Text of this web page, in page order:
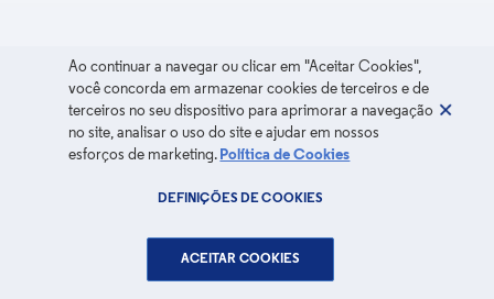
Ao continuar a navegar ou clicar em "Aceitar Cookies",
você concorda em armazenar cookies de terceiros e de
terceiros no seu dispositivo para aprimorar a navegação
no site, analisar o uso do site e ajudar em nossos
esforços de marketing. Política de Cookies
DEFINIÇÕES DE COOKIES
ACEITAR COOKIES